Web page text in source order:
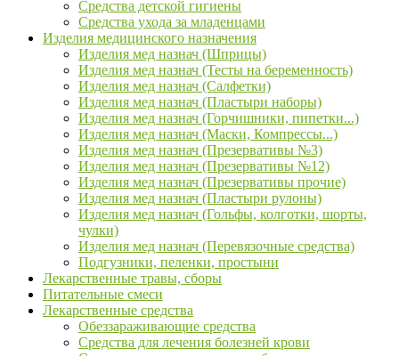
Средства детской гигиены
Средства ухода за младенцами
Изделия медицинского назначения
Изделия мед назнач (Шприцы)
Изделия мед назнач (Тесты на беременность)
Изделия мед назнач (Салфетки)
Изделия мед назнач (Пластыри наборы)
Изделия мед назнач (Горчишники, пипетки...)
Изделия мед назнач (Маски, Компрессы...)
Изделия мед назнач (Презервативы №3)
Изделия мед назнач (Презервативы №12)
Изделия мед назнач (Презервативы прочие)
Изделия мед назнач (Пластыри рулоны)
Изделия мед назнач (Гольфы, колготки, шорты,
чулки)
Изделия мед назнач (Перевязочные средства)
Подгузники, пеленки, простыни
Лекарственные травы, сборы
Питательные смеси
Лекарственные средства
Обеззараживающие средства
Средства для лечения болезней крови